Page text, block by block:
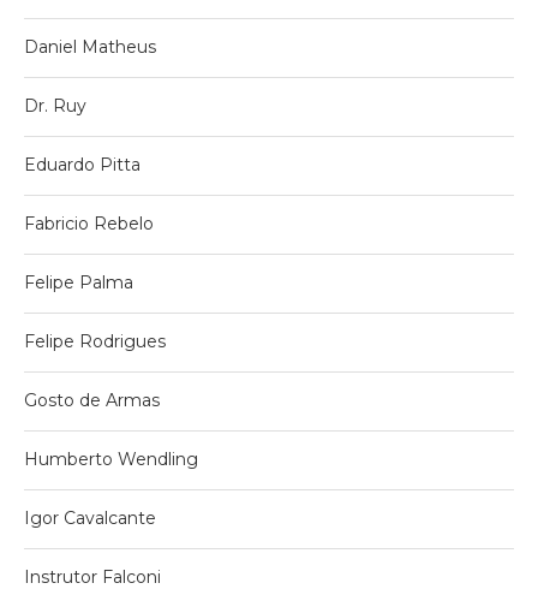
Daniel Matheus
Dr. Ruy
Eduardo Pitta
Fabricio Rebelo
Felipe Palma
Felipe Rodrigues
Gosto de Armas
Humberto Wendling
Igor Cavalcante
Instrutor Falconi